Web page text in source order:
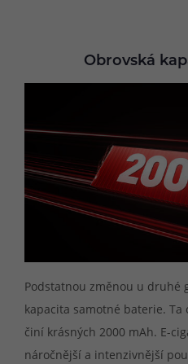
Obrovská
Podstatnou změnou u druhé
kapacita samotné baterie.
činí krásných 2000 mAh. E-
náročnější a intenzivnější